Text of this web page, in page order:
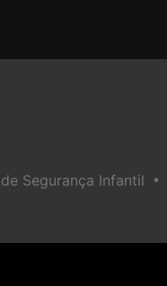
Segurança Infantil •